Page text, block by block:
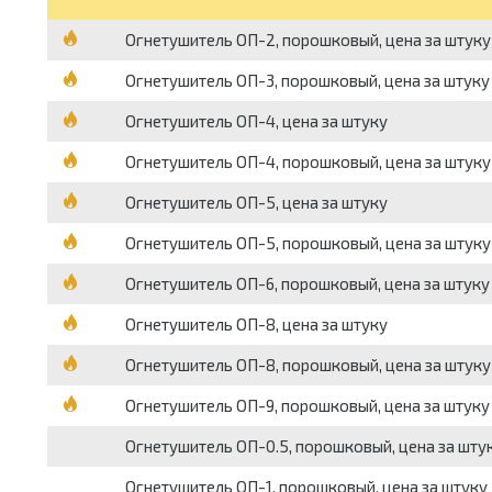
Огнетушитель ОП-2, порошковый, цена за штуку
Огнетушитель ОП-3, порошковый, цена за штуку
Огнетушитель ОП-4, цена за штуку
Огнетушитель ОП-4, порошковый, цена за штуку
Огнетушитель ОП-5, цена за штуку
Огнетушитель ОП-5, порошковый, цена за штуку
Огнетушитель ОП-6, порошковый, цена за штуку
Огнетушитель ОП-8, цена за штуку
Огнетушитель ОП-8, порошковый, цена за штуку
Огнетушитель ОП-9, порошковый, цена за штуку
Огнетушитель ОП-0.5, порошковый, цена за
Огнетушитель ОП-1, порошковый, цена за штуку